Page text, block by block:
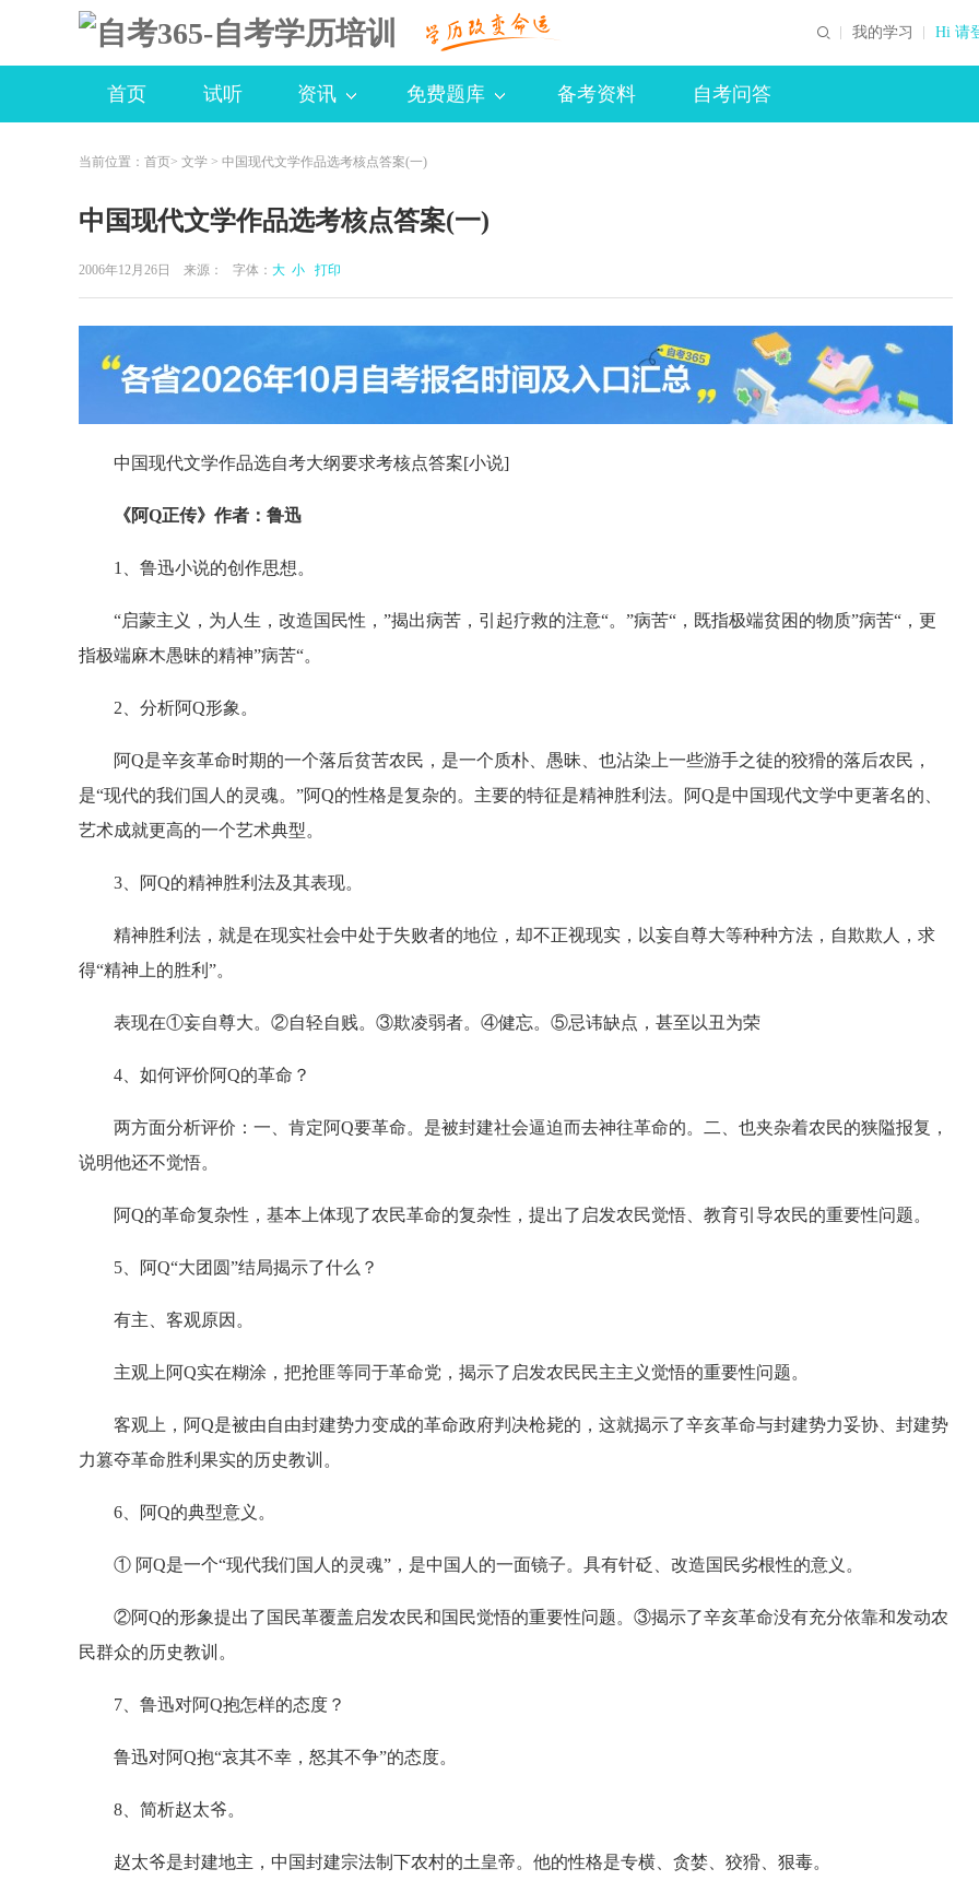
我的学习 Hi 请
首页 试听 资讯 免费题库 备考资料 自考问答
当前位置： 首页> 文学 > 中国现代文学作品选考核点答案(一)
中国现代文学作品选考核点答案(一)
2006年12月26日 来源： 字体： 大 小 打印
中国现代文学作品选自考大纲要求考核点答案[小说]
《阿Q正传》作者：鲁迅
1、鲁迅小说的创作思想。
“启蒙主义，为人生，改造国民性，”揭出病苦，引起疗救的注意“。”病苦“，既指极端贫困的物质”病苦“，更
指极端麻木愚昧的精神”病苦“。
2、分析阿Q形象。
阿Q是辛亥革命时期的一个落后贫苦农民，是一个质朴、愚昧、也沾染上一些游手之徒的狡猾的落后农民，
是“现代的我们国人的灵魂。”阿Q的性格是复杂的。主要的特征是精神胜利法。阿Q是中国现代文学中更著名的、
艺术成就更高的一个艺术典型。
3、阿Q的精神胜利法及其表现。
精神胜利法，就是在现实社会中处于失败者的地位，却不正视现实，以妄自尊大等种种方法，自欺欺人，求
得“精神上的胜利”。
表现在①妄自尊大。②自轻自贱。③欺凌弱者。④健忘。⑤忌讳缺点，甚至以丑为荣
4、如何评价阿Q的革命？
两方面分析评价：一、肯定阿Q要革命。是被封建社会逼迫而去神往革命的。二、也夹杂着农民的狭隘报复，
说明他还不觉悟。
阿Q的革命复杂性，基本上体现了农民革命的复杂性，提出了启发农民觉悟、教育引导农民的重要性问题。
5、阿Q“大团圆”结局揭示了什么？
有主、客观原因。
主观上阿Q实在糊涂，把抢匪等同于革命党，揭示了启发农民民主主义觉悟的重要性问题。
客观上，阿Q是被由自由封建势力变成的革命政府判决枪毙的，这就揭示了辛亥革命与封建势力妥协、封建势
力篡夺革命胜利果实的历史教训。
6、阿Q的典型意义。
① 阿Q是一个“现代我们国人的灵魂”，是中国人的一面镜子。具有针砭、改造国民劣根性的意义。
②阿Q的形象提出了国民革覆盖启发农民和国民觉悟的重要性问题。③揭示了辛亥革命没有充分依靠和发动农
民群众的历史教训。
7、鲁迅对阿Q抱怎样的态度？
鲁迅对阿Q抱“哀其不幸，怒其不争”的态度。
8、简析赵太爷。
赵太爷是封建地主，中国封建宗法制下农村的土皇帝。他的性格是专横、贪婪、狡猾、狠毒。